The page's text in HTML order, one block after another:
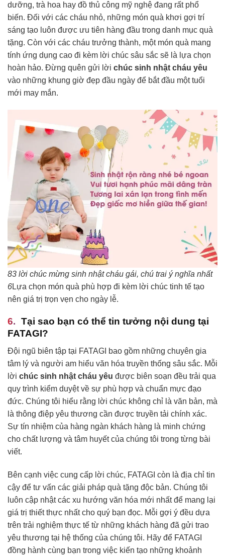
dưỡng, trà hoa hay đồ thủ công mỹ nghệ đang rất phổ
biến. Đối với các cháu nhỏ, những món quà khơi gợi trí
sáng tạo luôn được ưu tiên hàng đầu trong danh mục quà
tặng. Còn với các cháu trưởng thành, một món quà mang
tính ứng dụng cao đi kèm lời chúc sâu sắc sẽ là lựa chọn
hoàn hảo. Đừng quên gửi lời chúc sinh nhật cháu yêu
vào những khung giờ đẹp đầu ngày để bắt đầu một tuổi
mới may mắn.
83 lời chúc mừng sinh nhật cháu gái, chú trai ý nghĩa nhất
6Lựa chọn món quà phù hợp đi kèm lời chúc tinh tế tạo
nên giá trị trọn vẹn cho ngày lễ.
Tại sao bạn có thể tin tưởng nội dung tại
FATAGI?
Đội ngũ biên tập tại FATAGI bao gồm những chuyên gia
tâm lý và người am hiểu văn hóa truyền thống sâu sắc. Mỗi
lời chúc sinh nhật cháu yêu được biên soạn đều trải qua
quy trình kiểm duyệt về sự phù hợp và chuẩn mực đạo
đức. Chúng tôi hiểu rằng lời chúc không chỉ là văn bản, mà
là thông điệp yêu thương cần được truyền tải chính xác.
Sự tín nhiệm của hàng ngàn khách hàng là minh chứng
cho chất lượng và tâm huyết của chúng tôi trong từng bài
viết.
Bên cạnh việc cung cấp lời chúc, FATAGI còn là địa chỉ tin
cậy để tư vấn các giải pháp quà tặng độc bản. Chúng tôi
luôn cập nhật các xu hướng văn hóa mới nhất để mang lại
giá trị thiết thực nhất cho quý bạn đọc. Mỗi gợi ý đều dựa
trên trải nghiệm thực tế từ những khách hàng đã gửi trao
yêu thương tại hệ thống của chúng tôi. Hãy để FATAGI
đồng hành cùng bạn trong việc kiến tạo những khoảnh